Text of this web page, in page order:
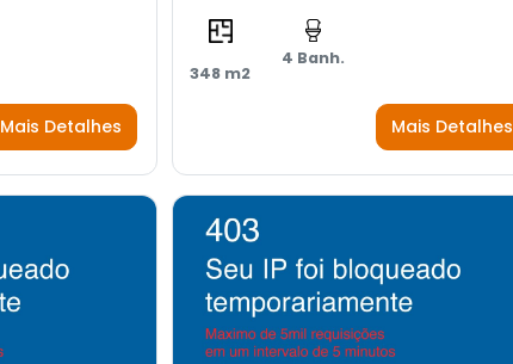
Mais Detalhes
348 m2
4 Banh.
Mais Detalhes